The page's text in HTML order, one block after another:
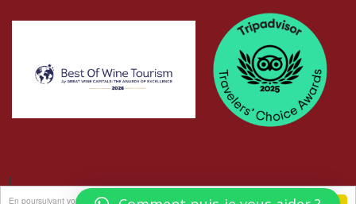
En poursuivant votre navigation sur ce site, vous acceptez